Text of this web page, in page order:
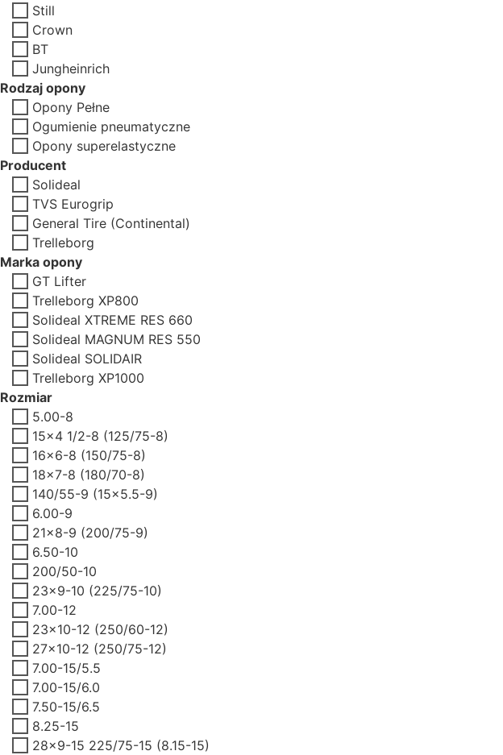
Still
Crown
BT
Jungheinrich
Rodzaj opony
Opony Pełne
Ogumienie pneumatyczne
Opony superelastyczne
Producent
Solideal
TVS Eurogrip
General Tire (Continental)
Trelleborg
Marka opony
GT Lifter
Trelleborg XP800
Solideal XTREME RES 660
Solideal MAGNUM RES 550
Solideal SOLIDAIR
Trelleborg XP1000
Rozmiar
5.00-8
15x4 1/2-8 (125/75-8)
16x6-8 (150/75-8)
18x7-8 (180/70-8)
140/55-9 (15x5.5-9)
6.00-9
21x8-9 (200/75-9)
6.50-10
200/50-10
23x9-10 (225/75-10)
7.00-12
23x10-12 (250/60-12)
27x10-12 (250/75-12)
7.00-15/5.5
7.00-15/6.0
7.50-15/6.5
8.25-15
28x9-15 225/75-15 (8.15-15)